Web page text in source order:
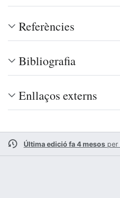
Referències
Bibliografia
Enllaços externs
Última edició fa 4 mesos per